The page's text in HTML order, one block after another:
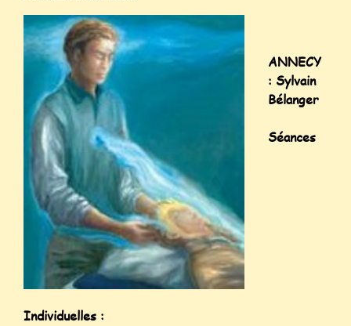
ANNECY
: Sylvain
Bélanger
Séances
Individuelles :